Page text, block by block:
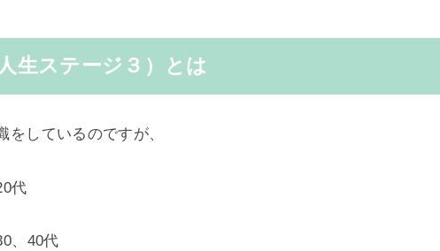
生ステージ３）とは
しているのですが、
代
、40代